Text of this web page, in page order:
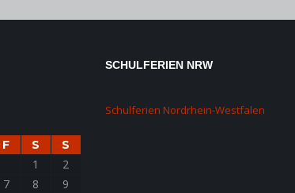
F S S
1
2
7 8
9
SCHULFERIEN NRW
Schulferien Nordrhein-Westfalen